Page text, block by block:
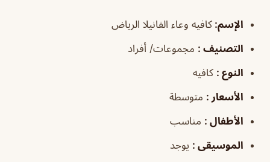
الإسم: كافيه وعاء الفانيلا الرياض
التصنيف : مجموعات/ أفراد
النوع : كافيه
الأسعار : متوسطة
الأطفال : مناسب
الموسيقى : يوجد